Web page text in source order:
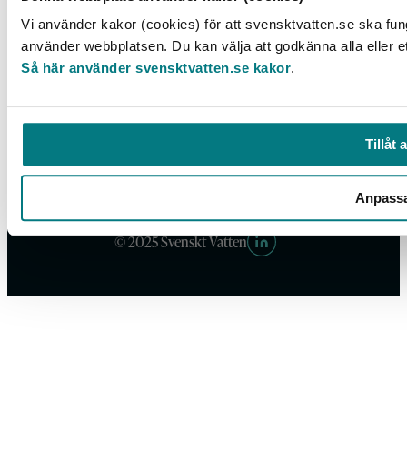
Vi använder kakor (cookies) för att svensktvatten.se ska
använder webbplatsen. Du kan välja att godkänna alla eller
Så här använder svensktvatten.se kakor.
Tillåt
svensktvatten@svensktvatten.se
© 2025 Svenskt Vatten